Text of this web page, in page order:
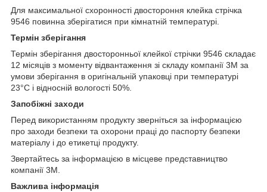
Для максимальної схоронності двостороння клейка стрічка
9546 повинна зберігатися при кімнатній температурі.
Термін зберігання
Термін зберігання двосторонньої клейкої стрічки 9546 складає
12 місяців з моменту відвантаження зі складу компанії 3М за
умови зберігання в оригінальній упаковці при температурі
23°C і відносній вологості 50%.
Запобіжні заходи
Перед використанням продукту зверніться за інформацією
про заходи безпеки та охорони праці до паспорту безпеки
матеріалу і до етикетці продукту.
Звертайтесь за інформацією в місцеве представництво
компанії 3М.
Важлива інформація